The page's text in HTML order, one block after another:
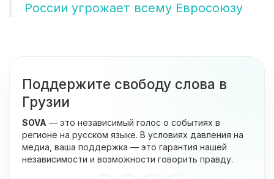
России угрожает всему Евросоюзу
Поддержите свободу слова в
Грузии
SOVA — это независимый голос о событиях в
регионе на русском языке. В условиях давления на
медиа, ваша поддержка — это гарантия нашей
независимости и возможности говорить правду.